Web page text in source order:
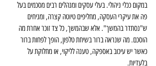
במקום ככלי ניהולי. בעלי עסקים ומנהלים רבים מסכמים בעל
פה את עיקרי העסקה, מחליפים טיוטה קצרה, ומניחים
ש"נסתדר בהמשך". אלא שבהמשך, כל צד זוכר אחרת מה
הוסכם. מה שנראה ברור בשיחת טלפון, הופך לפחות ברור
כאשר יש עיכוב באספקה, טענה לליקוי, או מחלוקת על
בלעדיות.